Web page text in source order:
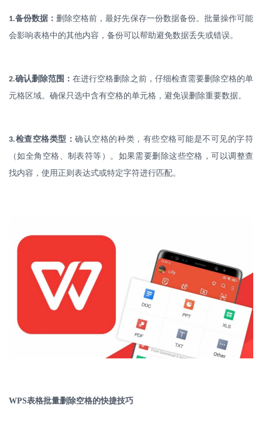
1.备份数据：删除空格前，最好先保存一份数据备份。批量操作可能
会影响表格中的其他内容，备份可以帮助避免数据丢失或错误。
2.确认删除范围：在进行空格删除之前，仔细检查需要删除空格的单
元格区域。确保只选中含有空格的单元格，避免误删除重要数据。
3.检查空格类型：确认空格的种类，有些空格可能是不可见的字符
（如全角空格、制表符等）。如果需要删除这些空格，可以调整查
找内容，使用正则表达式或特定字符进行匹配。
WPS表格批量删除空格的快捷技巧